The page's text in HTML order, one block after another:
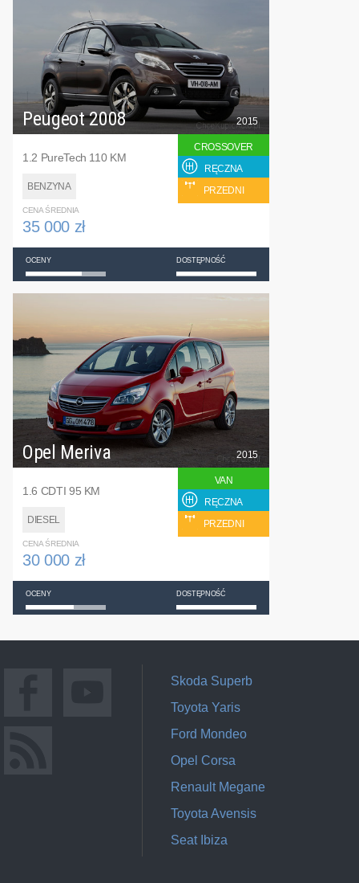
Peugeot 2008
1.2 PureTech 110 KM
BENZYNA
2015
CROSSOVER
RĘCZNA
PRZEDNI
CENA ŚREDNIA
35 000 zł
OCENY DOSTĘPNOŚĆ
Opel Meriva
1.6 CDTI 95 KM
DIESEL
2015
VAN
RĘCZNA
PRZEDNI
CENA ŚREDNIA
30 000 zł
OCENY DOSTĘPNOŚĆ
Skoda Superb
Toyota Yaris
Ford Mondeo
Opel Corsa
Renault Megane
Toyota Avensis
Seat Ibiza